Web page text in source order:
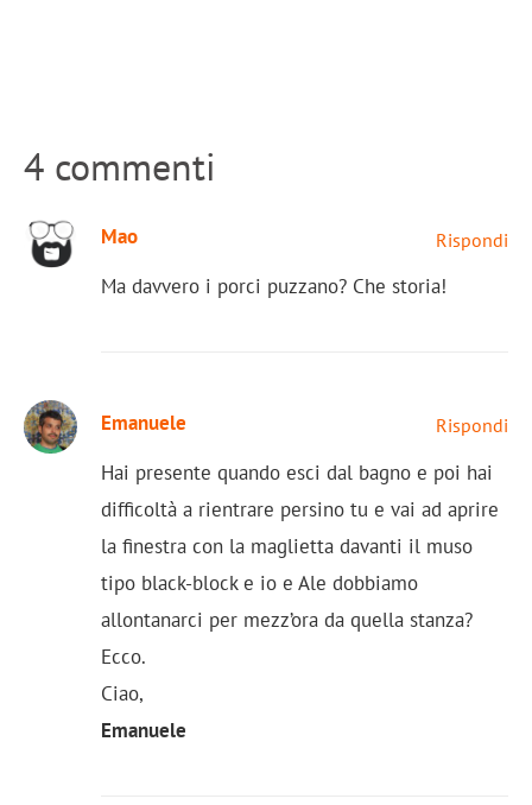
4 commenti
Mao Rispondi
Ma davvero i porci puzzano? Che storia!
Emanuele Rispondi
Hai presente quando esci dal bagno e poi hai
difficoltà a rientrare persino tu e vai ad aprire
la finestra con la maglietta davanti il muso
tipo black-block e io e Ale dobbiamo
allontanarci per mezz’ora da quella stanza?
Ecco.
Ciao,
Emanuele